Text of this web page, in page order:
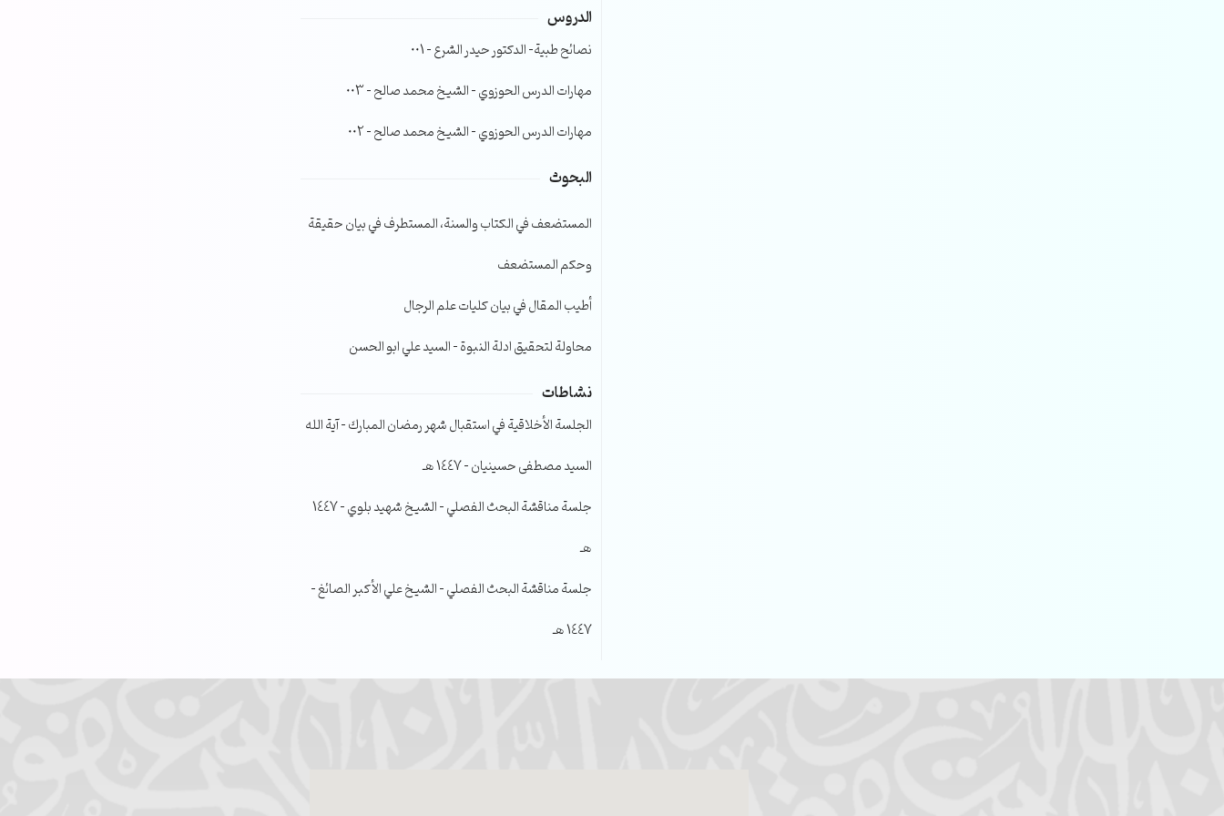
الصوت.الدروس
نصائح طبية- الدكتور حيدر الشرع – 001
مهارات الدرس الحوزوي – الشيخ محمد صالح – 003
مهارات الدرس الحوزوي – الشيخ محمد صالح – 002
البحوث
المستضعف في الكتاب والسنة، المستطرف في بيان حقيقة
وحكم المستضعف
أطيب المقال في بيان كليات علم الرجال
محاولة لتحقيق ادلة النبوة – السيد علي ابو الحسن
نشاطات
الجلسة الأخلاقية في استقبال شهر رمضان المبارك – آية الله
السيد مصطفى حسينيان – 1447 هـ
جلسة مناقشة البحث الفصلي – الشيخ شهيد بلوي – 1447
هـ
جلسة مناقشة البحث الفصلي – الشيخ علي الأكبر الصائغ –
1447 هـ